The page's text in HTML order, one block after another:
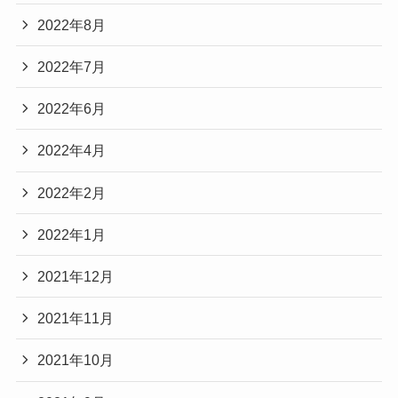
2022年8月
2022年7月
2022年6月
2022年4月
2022年2月
2022年1月
2021年12月
2021年11月
2021年10月